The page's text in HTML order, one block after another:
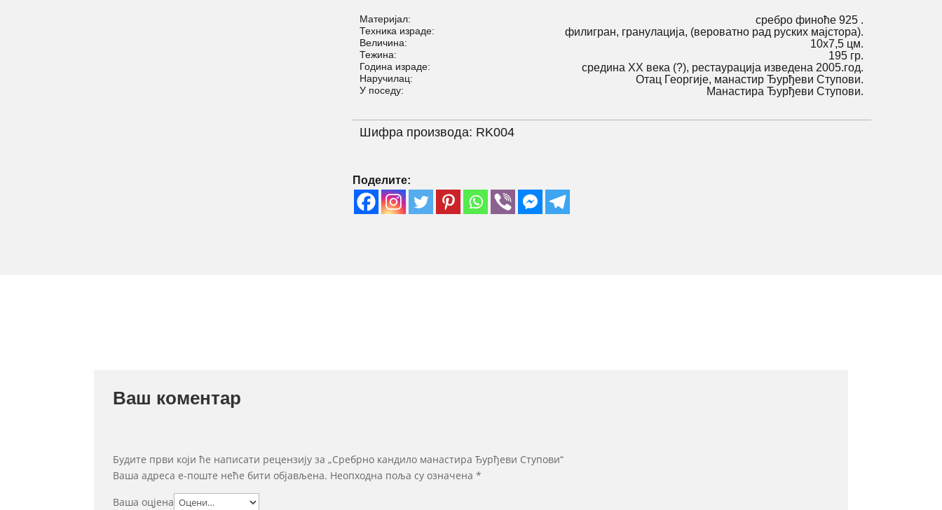
Материјал: сребро финоће 925 .
Техника израде: филигран, гранулација, (вероватно рад руских мајстора).
Величина: 10х7,5 цм.
Тежина: 195 гр.
Година израде: средина XX века (?), рестаурација изведена 2005.год.
Наручилац: Отац Георгије, манастир Ђурђеви Ступови.
У поседу: Манастира Ђурђеви Ступови.
Шифра производа: RK004
Поделите:
Ваш коментар
Будите први који ће написати рецензију за „Сребрно кандило манастира Ђурђеви Ступови“
Ваша адреса е-поште неће бити објављена. Неопходна поља су означена*
Ваша оцјена